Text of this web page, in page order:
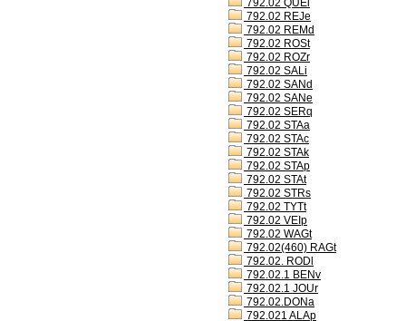
792.02 QUEi
792.02 REJe
792.02 REMd
792.02 ROSt
792.02 ROZr
792.02 SALi
792.02 SANd
792.02 SANe
792.02 SERq
792.02 STAa
792.02 STAc
792.02 STAk
792.02 STAp
792.02 STAt
792.02 STRs
792.02 TYTt
792.02 VEIp
792.02 WAGt
792.02(460) RAGt
792.02. RODl
792.02.1 BENv
792.02.1 JOUr
792.02.DONa
792.021 ALAp